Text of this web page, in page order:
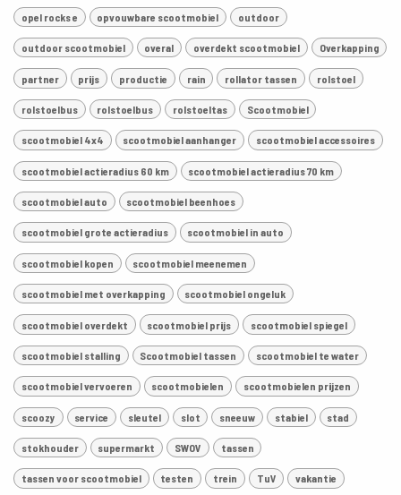
opel rocks e opvouwbare scootmobiel outdoor
outdoor scootmobiel overal overdekt scootmobiel Overkapping
partner prijs productie rain rollator tassen rolstoel
rolstoelbus rolstoelbus rolstoeltas Scootmobiel
scootmobiel 4x4 scootmobiel aanhanger scootmobiel accessoires
scootmobiel actieradius 60 km scootmobiel actieradius 70 km
scootmobiel auto scootmobiel beenhoes
scootmobiel grote actieradius scootmobiel in auto
scootmobiel kopen scootmobiel meenemen
scootmobiel met overkapping scootmobiel ongeluk
scootmobiel overdekt scootmobiel prijs scootmobiel spiegel
scootmobiel stalling Scootmobiel tassen scootmobiel te water
scootmobiel vervoeren scootmobielen scootmobielen prijzen
scoozy service sleutel slot sneeuw stabiel stad
stokhouder supermarkt SWOV tassen
tassen voor scootmobiel testen trein TuV vakantie